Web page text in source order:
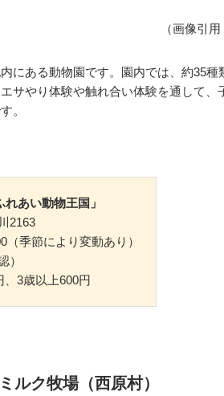
（画像引
にある動物園です。園内では、約35
サやり体験や触れ合い体験を通して、
。
あい動物王国」
2163
季節により変動あり）
）
3歳以上600円
ルク牧場（西原村）